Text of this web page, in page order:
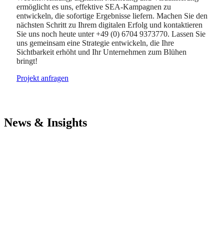
ermöglicht es uns, effektive SEA-Kampagnen zu
entwickeln, die sofortige Ergebnisse liefern. Machen Sie den
nächsten Schritt zu Ihrem digitalen Erfolg und kontaktieren
Sie uns noch heute unter +49 (0) 6704 9373770. Lassen Sie
uns gemeinsam eine Strategie entwickeln, die Ihre
Sichtbarkeit erhöht und Ihr Unternehmen zum Blühen
bringt!
Projekt anfragen
News & Insights